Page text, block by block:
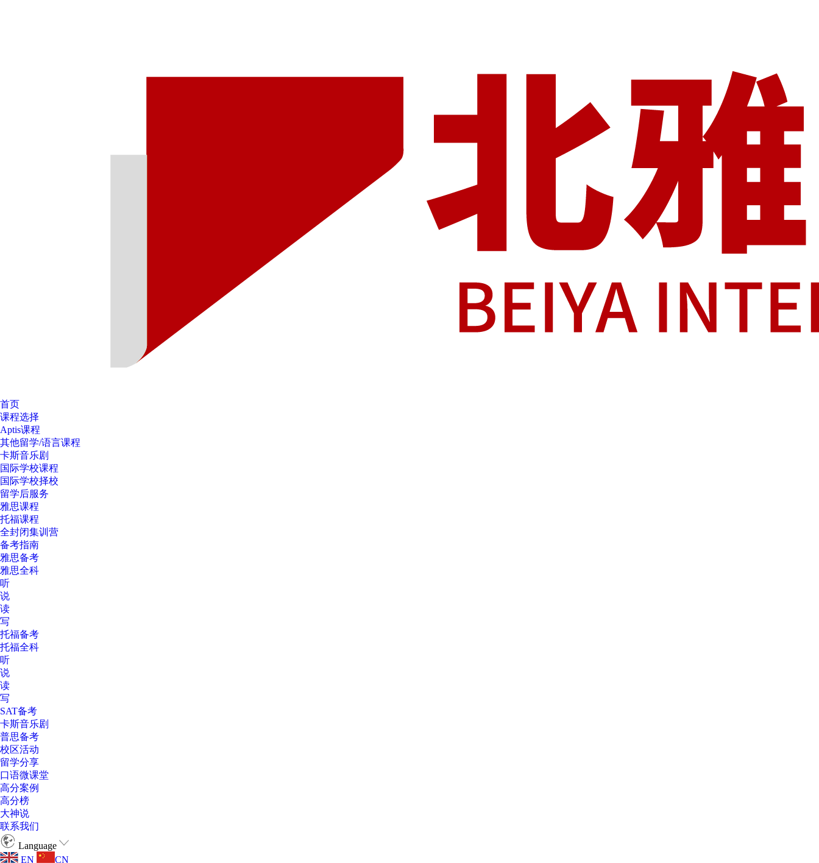
首页
课程选择
Aptis课程
其他留学/语言课程
卡斯音乐剧
国际学校课程
国际学校择校
留学后服务
雅思课程
托福课程
全封闭集训营
备考指南
雅思备考
雅思全科
听
说
读
写
托福备考
托福全科
听
说
读
写
SAT备考
卡斯音乐剧
普思备考
校区活动
留学分享
口语微课堂
高分案例
高分榜
大神说
联系我们
Language
EN
CN